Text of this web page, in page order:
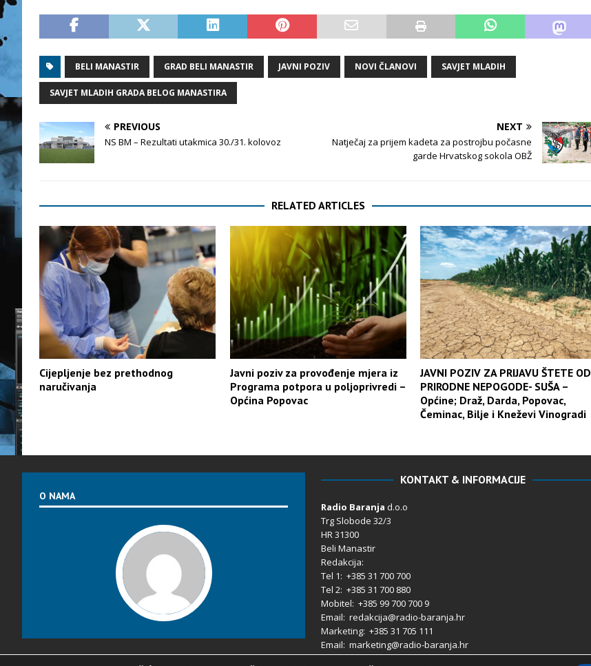
BELI MANASTIR GRAD BELI MANASTIR JAVNI POZIV NOVI ČLANOVI SAVJET MLADIH
SAVJET MLADIH GRADA BELOG MANASTIRA
PREVIOUS
NS BM – Rezultati utakmica 30./31. kolovoz
NEXT
Natječaj za prijem kadeta za postrojbu počasne
garde Hrvatskog sokola OBŽ
RELATED ARTICLES
Cijepljenje bez prethodnog
naručivanja
Javni poziv za provođenje mjera iz
Programa potpora u poljoprivredi –
Općina Popovac
JAVNI POZIV ZA PRIJAVU ŠTETE OD
PRIRODNE NEPOGODE- SUŠA –
Općine; Draž, Darda, Popovac,
Čeminac, Bilje i Kneževi Vinogradi
O NAMA
KONTAKT & INFORMACIJE
Radio Baranja d.o.o
Trg Slobode 32/3
HR 31300
Beli Manastir
Redakcija:
Tel 1: +385 31 700 700
Tel 2: +385 31 700 880
Mobitel: +385 99 700 700 9
Email: redakcija@radio-baranja.hr
Marketing: +385 31 705 111
Email: marketing@radio-baranja.hr